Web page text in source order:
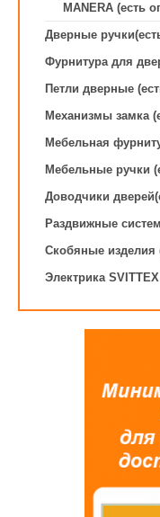
MANERA (есть
Дверные
Фурнитура для
Петли дверные
Механизмы замка
Мебельная
Мебельные ручки
Доводчики
Раздвижные
Скобяные изделия
Электрика